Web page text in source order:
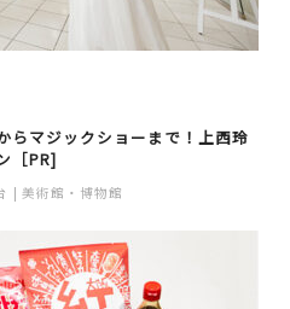
らマジックショーまで！上西玲
［PR]
美術館・博物館